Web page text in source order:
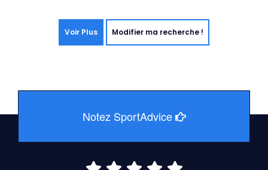
Voir Plus Modifier ma recherche !
Notez SportAdvice